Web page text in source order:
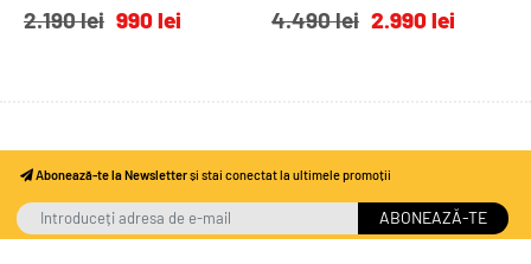
2.190 lei 990 lei 4.490 lei 2.990 lei
Abonează-te la Newsletterși stai conectat la ultimele promoții
ABONEAZĂ-TE